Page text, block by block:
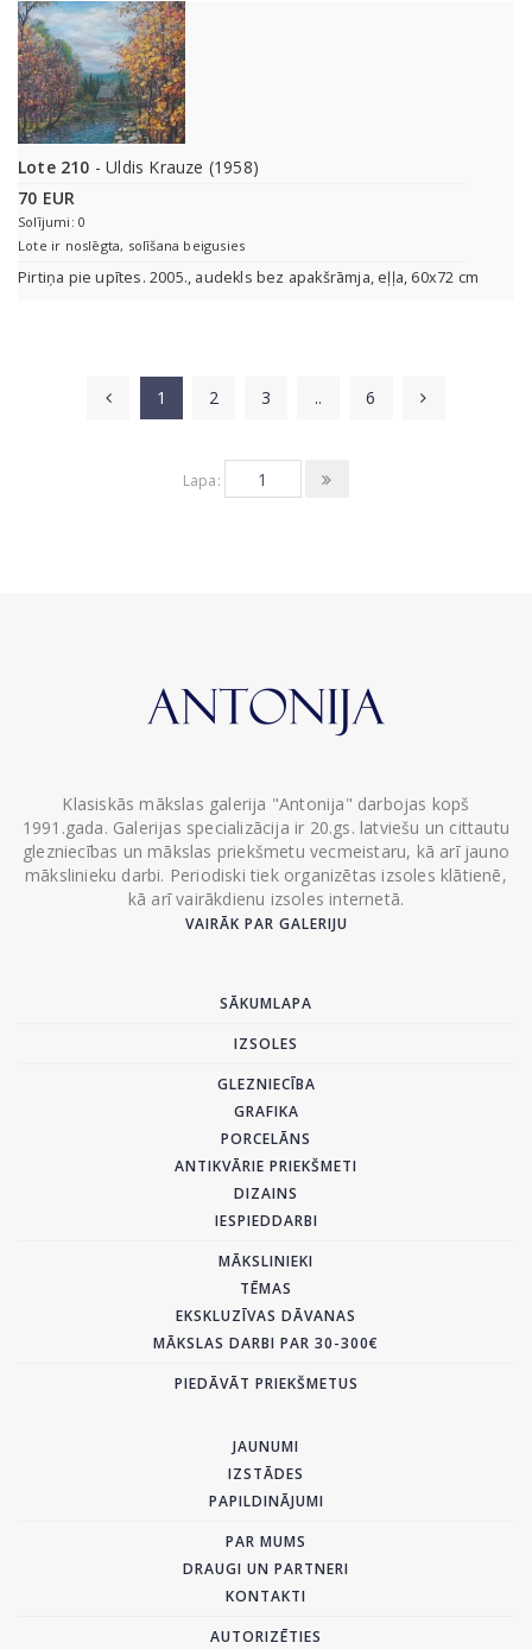
Lote 210 - Uldis Krauze (1958)
70 EUR
Solījumi: 0
Lote ir noslēgta, solīšana beigusies
Pirtiņa pie upītes. 2005., audekls bez apakšrāmja, eļļa, 60x72 cm
1 2 3 .. 6
Lapa:
Klasiskās mākslas galerija "Antonija" darbojas kopš
1991.gada. Galerijas specializācija ir 20.gs. latviešu un cittautu
glezniecības un mākslas priekšmetu vecmeistaru, kā arī jauno
mākslinieku darbi. Periodiski tiek organizētas izsoles klātienē,
kā arī vairākdienu izsoles internetā.
VAIRĀK PAR GALERIJU
SĀKUMLAPA
IZSOLES
GLEZNIECĪBA
GRAFIKA
PORCELĀNS
ANTIKVĀRIE PRIEKŠMETI
DIZAINS
IESPIEDDARBI
MĀKSLINIEKI
TĒMAS
EKSKLUZĪVAS DĀVANAS
MĀKSLAS DARBI PAR 30-300€
PIEDĀVĀT PRIEKŠMETUS
JAUNUMI
IZSTĀDES
PAPILDINĀJUMI
PAR MUMS
DRAUGI UN PARTNERI
KONTAKTI
AUTORIZĒTIES